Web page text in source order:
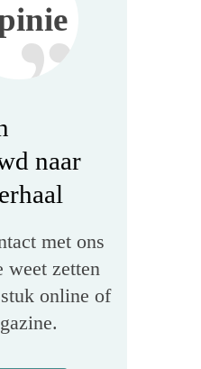
naar
met ons
weet zetten
online of